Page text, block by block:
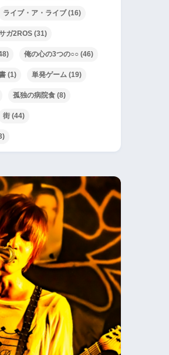
ライブ・ア・ライブ(16)
ガ2ROS (31)
俺の心の3つの○○ (46)
(1) 単発ゲーム (19)
孤独の病院食 (8)
街 (44)